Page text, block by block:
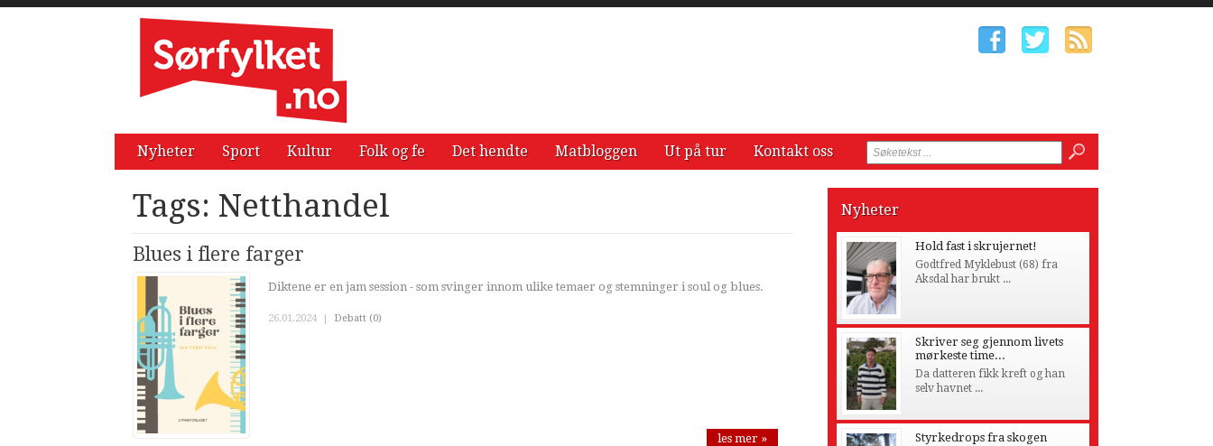
Nyheter Sport Kultur Folk og fe Det hendte Matbloggen Ut på tur Kontakt oss
Tags: Netthandel
Blues i flere farger
Diktene er en jam session - som svinger innom ulike temaer og stemninger i soul og blues.
26.01.2024 | Debatt (0)
les mer »
Nyheter
Hold fast i skrujernet!
Godtfred Myklebust (68) fra
Aksdal har brukt ...
Skriver seg gjennom livets
mørkeste time...
Da datteren fikk kreft og han
selv havnet ...
Styrkedrops fra skogen